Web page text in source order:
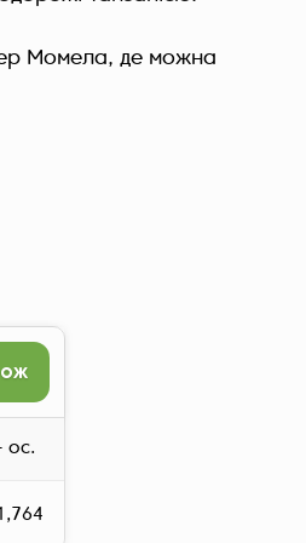
Момела, де можна
ос.